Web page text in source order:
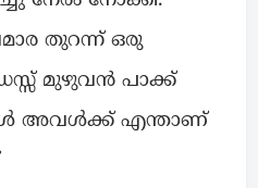
തുറന്ന് ഒരു
മുഴുവൻ പാക്ക്
അവൾക്ക് എന്താണ്